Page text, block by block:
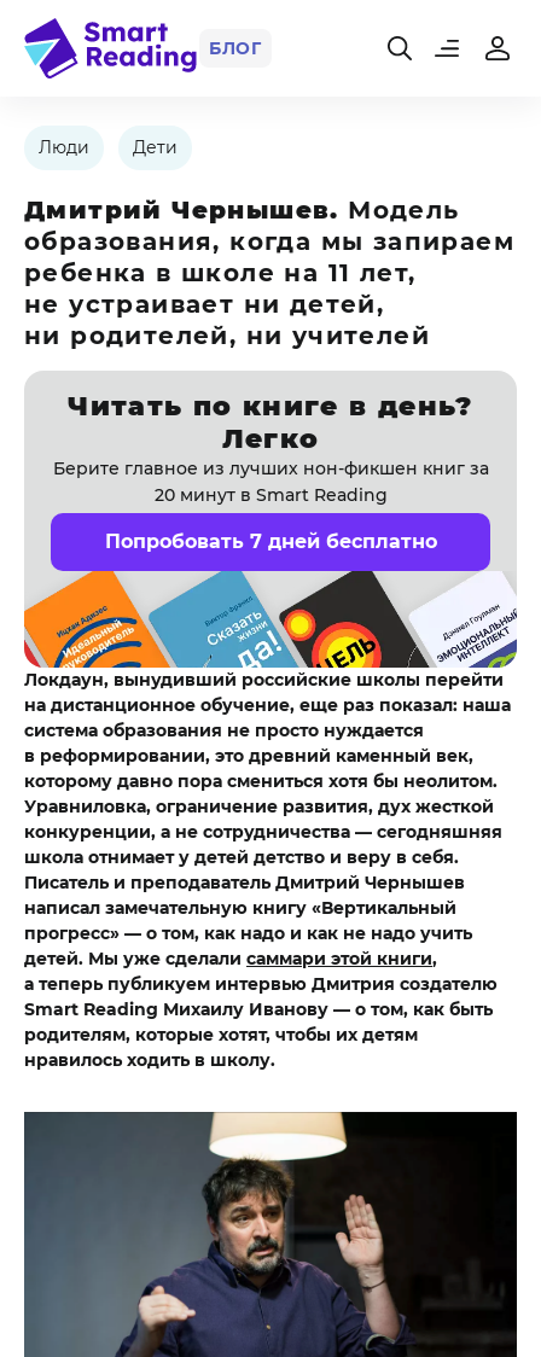
БЛОГ
Люди Дети
Дмитрий Чернышев. Модель
образования, когда мы запираем
ребенка в школе на 11 лет,
не устраивает ни детей,
ни родителей, ни учителей
Читать по книге в день?
Легко
Берите главное из лучших нон-фикшен книг за
20 минут в Smart Reading
Попробовать 7 дней бесплатно
Локдаун, вынудивший российские школы перейти
на дистанционное обучение, еще раз показал: наша
система образования не просто нуждается
в реформировании, это древний каменный век,
которому давно пора смениться хотя бы неолитом.
Уравниловка, ограничение развития, дух жесткой
конкуренции, а не сотрудничества — сегодняшняя
школа отнимает у детей детство и веру в себя.
Писатель и преподаватель Дмитрий Чернышев
написал замечательную книгу «Вертикальный
прогресс» — о том, как надо и как не надо учить
детей. Мы уже сделали саммари этой книги,
а теперь публикуем интервью Дмитрия создателю
Smart Reading Михаилу Иванову — о том, как быть
родителям, которые хотят, чтобы их детям
нравилось ходить в школу.